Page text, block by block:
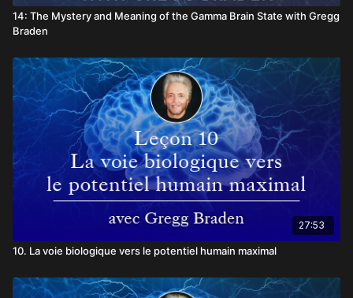
14: The Mystery and Meaning of the Gamma Brain State with Gregg
Braden
27:53
10. La voie biologique vers le potentiel humain maximal